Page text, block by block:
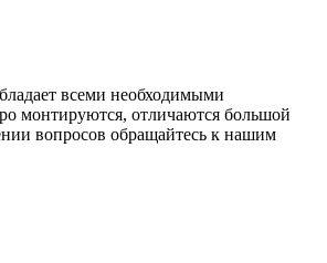
всеми необходимыми
монтируются, отличаются большой
вопросов обращайтесь к нашим